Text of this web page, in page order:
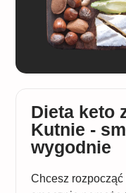
Dieta keto
Kutnie -
wygodnie
Chcesz rozpocząć